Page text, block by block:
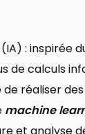
(IA) : inspirée
de calculs
de réaliser
machine